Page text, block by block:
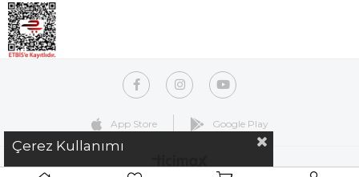
App Store Google Play
Çerez Kullanımı